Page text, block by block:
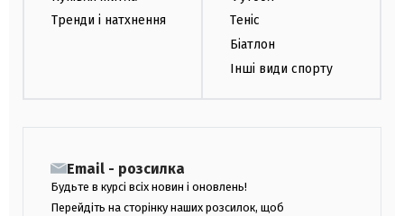
Тренди і натхнення
Теніс
Біатлон
Інші види спорту
Email - розсилка
Будьте в курсі всіх новин і оновлень!
Перейдіть на сторінку наших розсилок, щоб